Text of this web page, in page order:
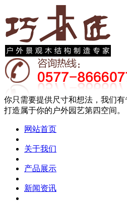
你只需要提供尺寸和想法，我们
打造属于你的户外园艺第四空间。
网站首页
关于我们
产品展示
新闻资讯